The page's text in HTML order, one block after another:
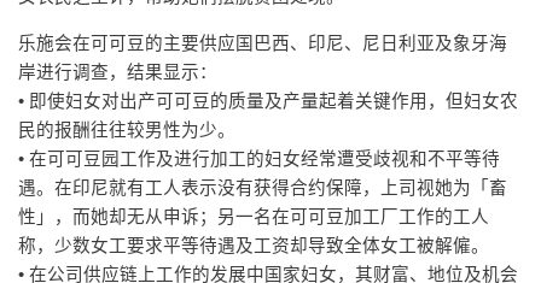
乐施会在可可豆的主要供应国巴西、印尼、尼日利亚及象牙海
岸进行调查，结果显示：
• 即使妇女对出产可可豆的质量及产量起着关键作用，但妇女农
民的报酬往往较男性为少。
• 在可可豆园工作及进行加工的妇女经常遭受歧视和不平等待
遇。在印尼就有工人表示没有获得合约保障，上司视她为「畜
性」，而她却无从申诉；另一名在可可豆加工厂工作的工人
称，少数女工要求平等待遇及工资却导致全体女工被解僱。
• 在公司供应链上工作的发展中国家妇女，其财富、地位及机会